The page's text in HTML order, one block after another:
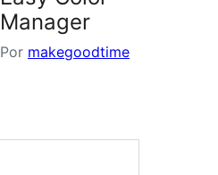
Manager
Por makegoodtime